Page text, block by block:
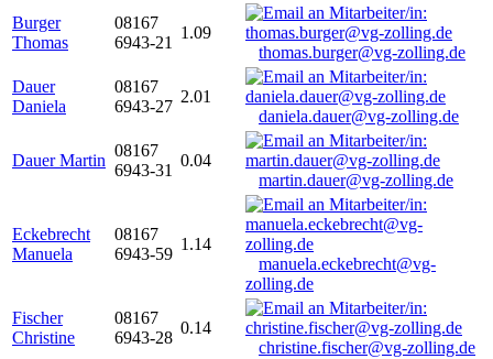
Burger
Thomas
08167
6943-21
1.09
thomas.burger@vg-zolling.de
Dauer
Daniela
08167
6943-27
2.01
daniela.dauer@vg-zolling.de
Dauer Martin
08167
6943-31
0.04
martin.dauer@vg-zolling.de
Eckebrecht
Manuela
08167
6943-59
1.14
manuela.eckebrecht@vg-
zolling.de
Fischer
Christine
08167
6943-28
0.14
christine.fischer@vg-zolling.de